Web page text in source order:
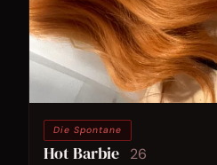
Die Spontane
Hot Barbie 26